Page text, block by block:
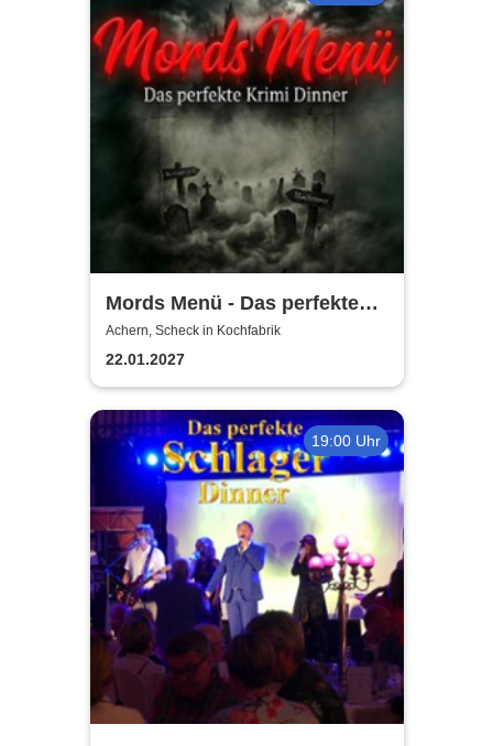
Mords Menü - Das perfekte
Krimi Dinner
Achern, Scheck in Kochfabrik
22.01.2027
19:00 Uhr